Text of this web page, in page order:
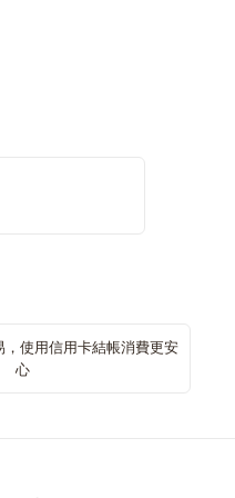
，使用信用卡結帳消費更安
心